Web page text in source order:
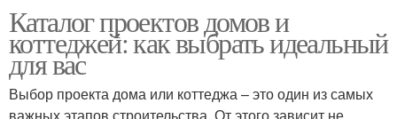
Каталог проектов домов и
коттеджей: как выбрать идеальный
для вас
Выбор проекта дома или коттеджа – это один из самых